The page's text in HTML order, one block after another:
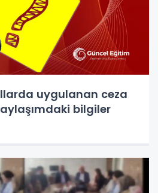
uygulanan ceza
bilgiler